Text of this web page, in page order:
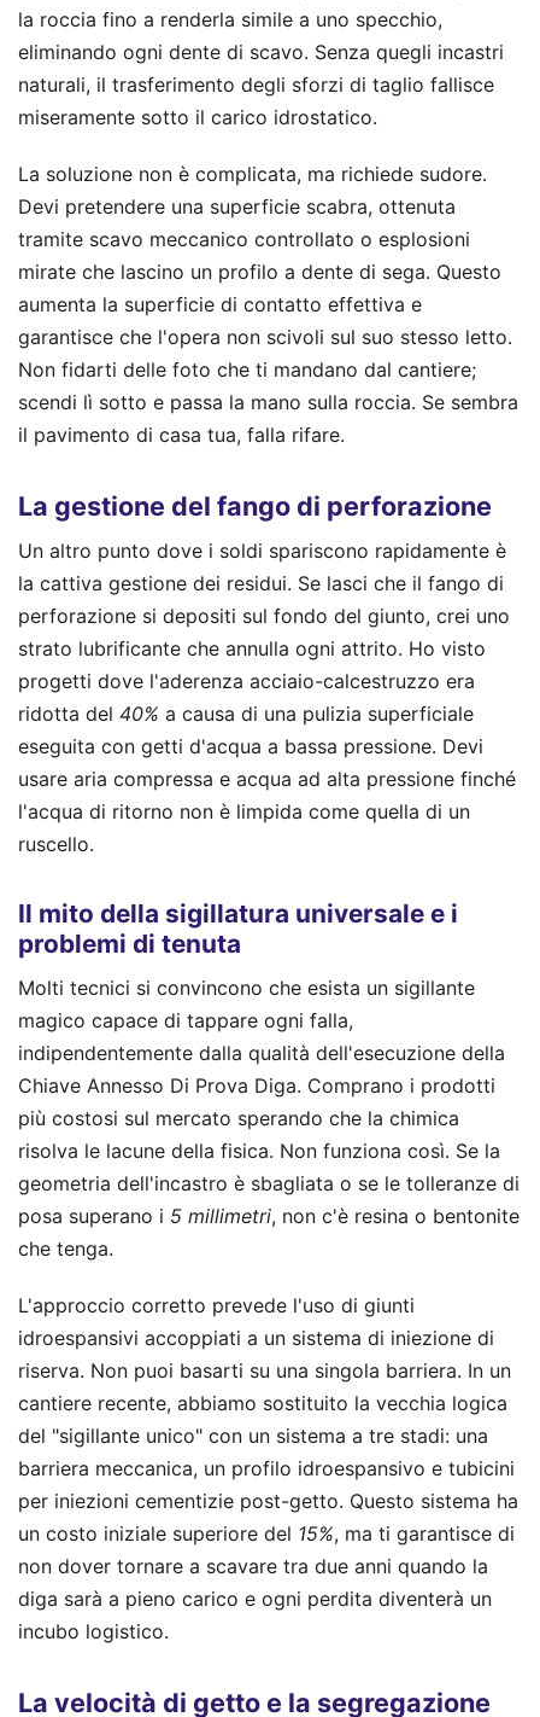
la roccia fino a renderla simile a uno specchio,
eliminando ogni dente di scavo. Senza quegli incastri
naturali, il trasferimento degli sforzi di taglio fallisce
miseramente sotto il carico idrostatico.
La soluzione non è complicata, ma richiede sudore.
Devi pretendere una superficie scabra, ottenuta
tramite scavo meccanico controllato o esplosioni
mirate che lascino un profilo a dente di sega. Questo
aumenta la superficie di contatto effettiva e
garantisce che l'opera non scivoli sul suo stesso letto.
Non fidarti delle foto che ti mandano dal cantiere;
scendi lì sotto e passa la mano sulla roccia. Se sembra
il pavimento di casa tua, falla rifare.
La gestione del fango di perforazione
Un altro punto dove i soldi spariscono rapidamente è
la cattiva gestione dei residui. Se lasci che il fango di
perforazione si depositi sul fondo del giunto, crei uno
strato lubrificante che annulla ogni attrito. Ho visto
progetti dove l'aderenza acciaio-calcestruzzo era
ridotta del 40% a causa di una pulizia superficiale
eseguita con getti d'acqua a bassa pressione. Devi
usare aria compressa e acqua ad alta pressione finché
l'acqua di ritorno non è limpida come quella di un
ruscello.
Il mito della sigillatura universale e i
problemi di tenuta
Molti tecnici si convincono che esista un sigillante
magico capace di tappare ogni falla,
indipendentemente dalla qualità dell'esecuzione della
Chiave Annesso Di Prova Diga. Comprano i prodotti
più costosi sul mercato sperando che la chimica
risolva le lacune della fisica. Non funziona così. Se la
geometria dell'incastro è sbagliata o se le tolleranze di
posa superano i 5 millimetri, non c'è resina o bentonite
che tenga.
L'approccio corretto prevede l'uso di giunti
idroespansivi accoppiati a un sistema di iniezione di
riserva. Non puoi basarti su una singola barriera. In un
cantiere recente, abbiamo sostituito la vecchia logica
del "sigillante unico" con un sistema a tre stadi: una
barriera meccanica, un profilo idroespansivo e tubicini
per iniezioni cementizie post-getto. Questo sistema ha
un costo iniziale superiore del 15%, ma ti garantisce di
non dover tornare a scavare tra due anni quando la
diga sarà a pieno carico e ogni perdita diventerà un
incubo logistico.
La velocità di getto e la segregazione